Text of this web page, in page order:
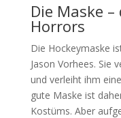
Die Maske
Horrors
Die Hockeymaske
Jason Vorhees. Sie
und verleiht ihm
gute Maske ist
Kostüms. Aber